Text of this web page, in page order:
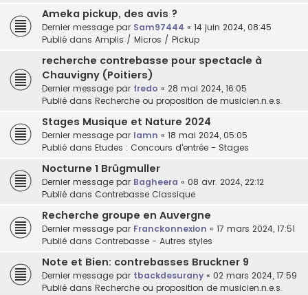
Ameka pickup, des avis ?
Dernier message par Sam97444 « 14 juin 2024, 08:45
Publié dans Amplis / Micros / Pickup
recherche contrebasse pour spectacle à
Chauvigny (Poitiers)
Dernier message par fredo « 28 mai 2024, 16:05
Publié dans Recherche ou proposition de musicien.n.e.s.
Stages Musique et Nature 2024
Dernier message par lamn « 18 mai 2024, 05:05
Publié dans Etudes : Concours d'entrée - Stages
Nocturne 1 Brügmuller
Dernier message par Bagheera « 08 avr. 2024, 22:12
Publié dans Contrebasse Classique
Recherche groupe en Auvergne
Dernier message par Franckonnexion « 17 mars 2024, 17:51
Publié dans Contrebasse - Autres styles
Note et Bien: contrebasses Bruckner 9
Dernier message par tbackdesurany « 02 mars 2024, 17:59
Publié dans Recherche ou proposition de musicien.n.e.s.